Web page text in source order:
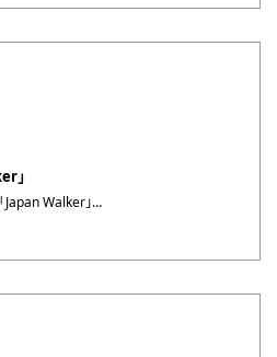
」
台灣唯一的日本旅行情報專門誌「Japan Walker」刊登了夢館的和服！ JR宇治站附近有很多有名的甜點店還 ・・・